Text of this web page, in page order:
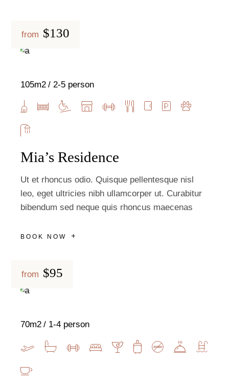
from $130
Mia’s Residence
Ut et rhoncus odio. Quisque pellentesque nisl
leo, eget ultricies nibh ullamcorper ut. Curabitur
bibendum sed neque quis rhoncus maecenas
BOOK NOW
105m2 2-5 person
from $95
70m2 1-4 person